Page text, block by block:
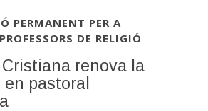
PERMANENT PER A
DE RELIGIÓ
renova la
pastoral